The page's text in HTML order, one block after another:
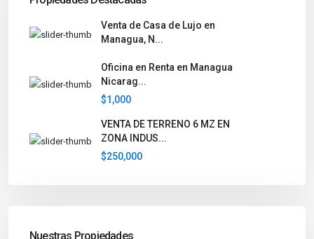
Venta de Casa de Lujo en
Managua, N...
Oficina en Renta en Managua
Nicarag...
$1,000
VENTA DE TERRENO 6 MZ EN
ZONA INDUS...
$250,000
Nuestras Propiedades